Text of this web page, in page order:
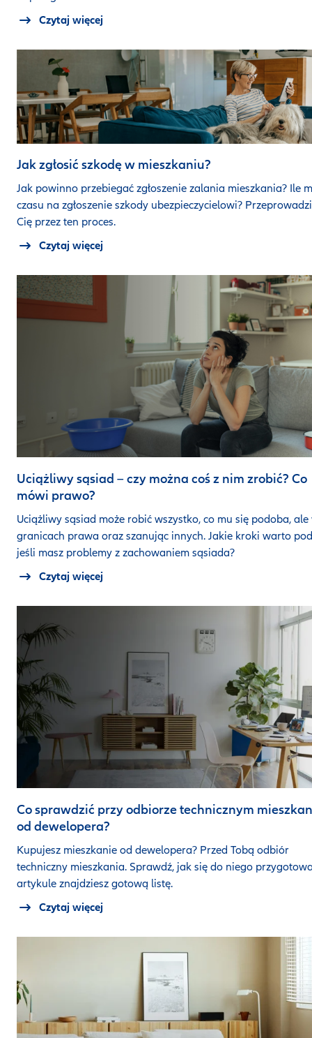
Czytaj więcej
Jak zgłosić szkodę w mieszkaniu?
Jak powinno przebiegać zgłoszenie zalania mieszkania? Ile
czasu na zgłoszenie szkody ubezpieczycielowi?
Cię przez ten proces.
Czytaj więcej
Uciążliwy sąsiad – czy można coś z nim zrobić? Co
mówi prawo?
Uciążliwy sąsiad może robić wszystko, co mu się podoba, ale
granicach prawa oraz szanując innych. Jakie kroki warto
jeśli masz problemy z zachowaniem sąsiada?
Czytaj więcej
Co sprawdzić przy odbiorze technicznym
od dewelopera?
Kupujesz mieszkanie od dewelopera? Przed Tobą odbiór
techniczny mieszkania. Sprawdź, jak się do niego
artykule znajdziesz gotową listę.
Czytaj więcej